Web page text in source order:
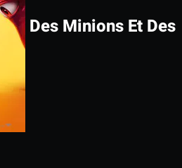
Des Minions Et Des